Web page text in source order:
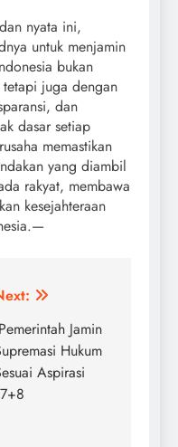
nyata ini,
untuk menjamin
bukan
juga dengan
dan
dasar setiap
memastikan
yang diambil
rakyat, membawa
kesejahteraan
Pemerintah Jamin
Hukum
Aspirasi